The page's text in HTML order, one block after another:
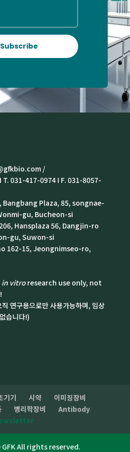
Subscribe
/
031-417-0974 I F. 031-8057-
Bangbang Plaza, 85, songnae-
gu, Bucheon-si
Hansplaza 56, Dangjin-ro
gu, Suwon-si
162-15, Jeongnimseo-ro,
in vitroresearch use only, not
연구용으로만 사용가능하며, 임상
습니다!)
기기 시약
이미징장비
병리학장비
Antibody
All rights reserved.